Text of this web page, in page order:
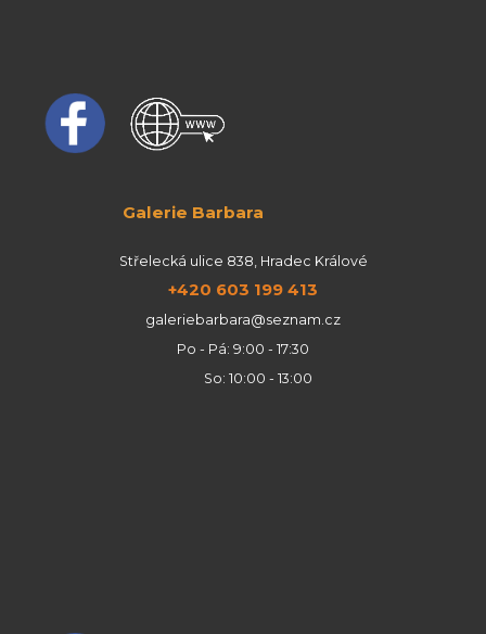
Galerie Barbara
Střelecká ulice 838, Hradec Králové
+420 603 199 413
galeriebarbara@seznam.cz
Po - Pá: 9:00 - 17:30
So: 10:00 - 13:00